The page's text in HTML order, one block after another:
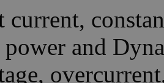
current,
power and